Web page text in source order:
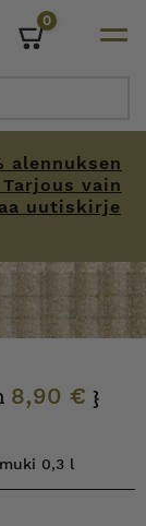
alennuksen
vain
uutiskirje
0
8,90 € }
0,3 l